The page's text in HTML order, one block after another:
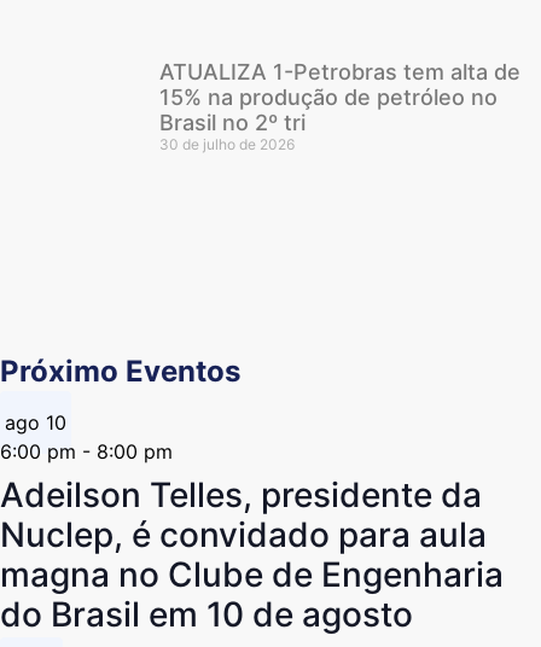
ATUALIZA 1-Petrobras tem alta de
15% na produção de petróleo no
Brasil no 2º tri
30 de julho de 2026
Próximo Eventos
ago 10
6:00 pm - 8:00 pm
Adeilson Telles, presidente da
Nuclep, é convidado para aula
magna no Clube de Engenharia
do Brasil em 10 de agosto